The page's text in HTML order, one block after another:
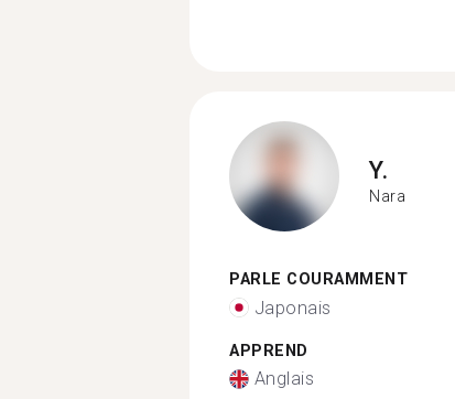
Y.
Nara
PARLE COURAMMENT
Japonais
APPREND
Anglais